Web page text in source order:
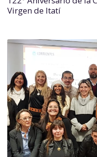
Virgen de Itatí